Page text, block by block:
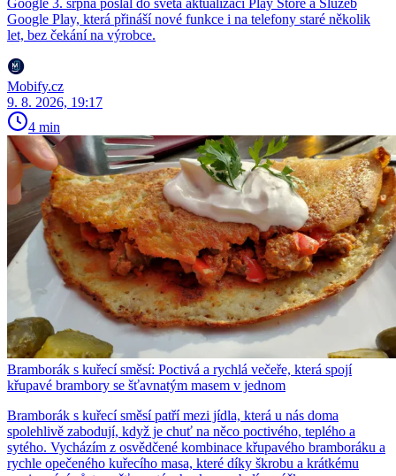
Google Play, která přináší nové funkce i na telefony staré několik
let, bez čekání na výrobce.
Mobify.cz
9. 8. 2026, 19:17
4 min
Bramborák s kuřecí směsí: Poctivá a rychlá večeře, která spojí
křupavé brambory se šťavnatým masem v jednom
Bramborák s kuřecí směsí patří mezi jídla, která u nás doma
spolehlivě zabodují, když je chuť na něco poctivého, teplého a
sytého. Vycházím z osvědčené kombinace křupavého bramboráku a
rychle opečeného kuřecího masa, které díky škrobu a krátkému